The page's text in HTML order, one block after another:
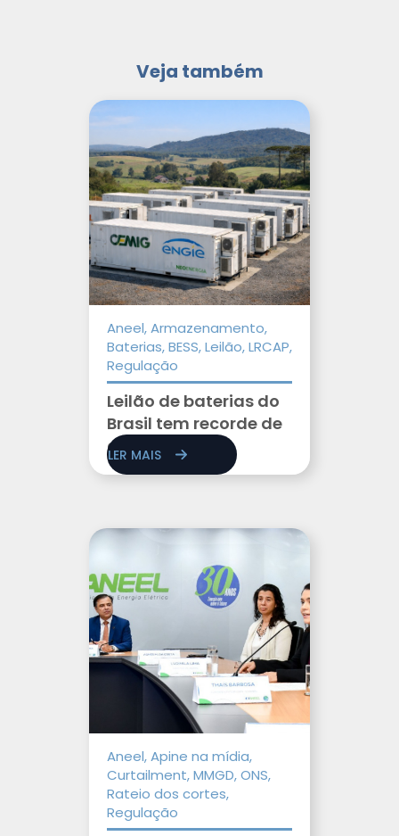
Veja também
Aneel, Armazenamento,
Baterias, BESS, Leilão, LRCAP,
Regulação
Leilão de baterias do
Brasil tem recorde de
cadastros
LER MAIS
Aneel, Apine na mídia,
Curtailment, MMGD, ONS,
Rateio dos cortes,
Regulação